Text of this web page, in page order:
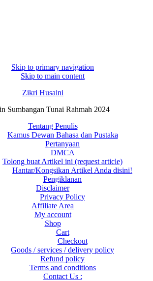
Skip to primary navigation
Skip to main content
Zikri Husaini
Sumbangan Tunai Rahmah 2024
Tentang Penulis
Kamus Dewan Bahasa dan Pustaka
Pertanyaan
DMCA
Tolong buat Artikel ini (request article)
Hantar/Kongsikan Artikel Anda disini!
Pengiklanan
Disclaimer
Privacy Policy
Affiliate Area
My account
Shop
Cart
Checkout
Goods / services / delivery policy
Refund policy
Terms and conditions
Contact Us :